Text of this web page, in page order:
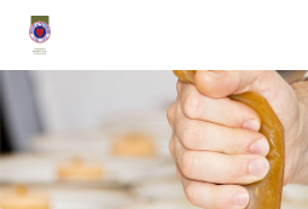
Siirry
sivun
sisältöön
Chaîne des Rôtisseurs Finlande ry